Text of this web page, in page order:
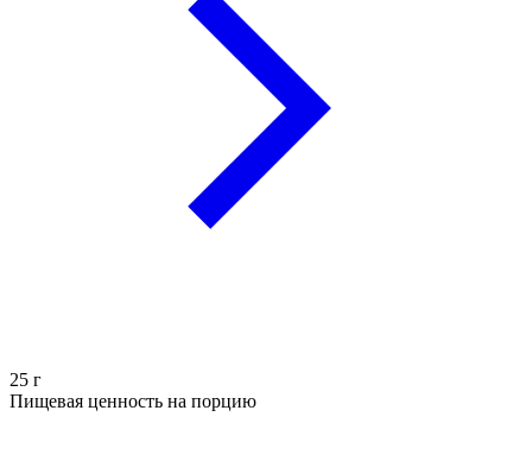
25 г
Пищевая ценность на порцию